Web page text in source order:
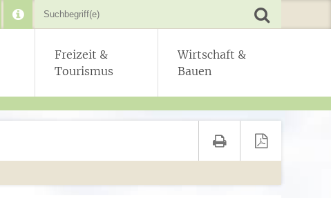
Freizeit &
Tourismus
Wirtschaft &
Bauen